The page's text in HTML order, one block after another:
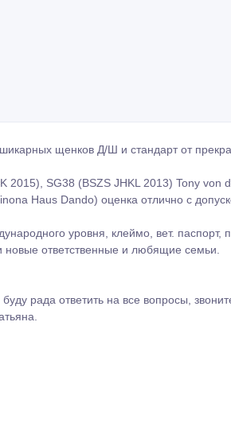
щенков Д/Ш и стандарт от
2015), SG38 (BSZS JHKL 2013) Tony von
Haus Dando) оценка отлично с
уровня, клеймо, вет. паспорт,
новые ответственные и любящие семьи.
рада ответить на все вопросы,